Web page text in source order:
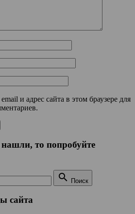
и адрес сайта в этом браузере для
то попробуйте
 Поиск
сайта